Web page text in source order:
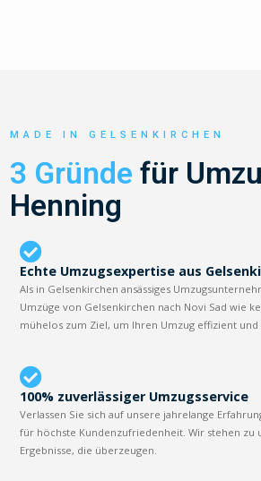
MADE IN GELSENKIRCHEN
3 Gründe für
Henning
Echte Umzugsexpertise aus
Als in Gelsenkirchen ansässiges
Umzüge von Gelsenkirchen nach Novi Sad wie
mühelos zum Ziel, um Ihren Umzug effizient und
100% zuverlässiger Umzugsservice
Verlassen Sie sich auf unsere jahrelange
für höchste Kundenzufriedenheit. Wir stehen zu
Ergebnisse, die überzeugen.